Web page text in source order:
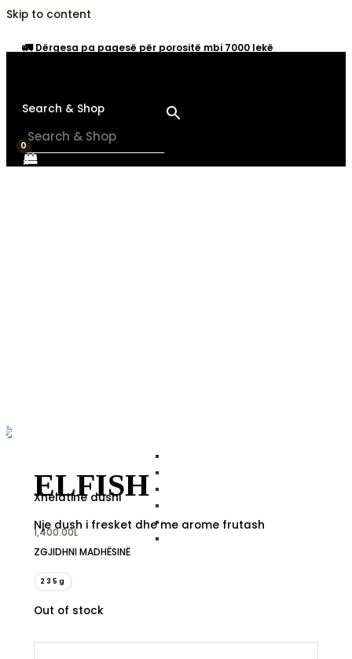
Skip to content
🚛Dërgesa pa pagesë për porositë mbi 7000 lekë
Search & Shop
×
ELFISH
1,400.00L
Xhelatine dushi
Nje dush i fresket dhe me arome frutash
ZGJIDHNI MADHËSINË
235g
Out of stock